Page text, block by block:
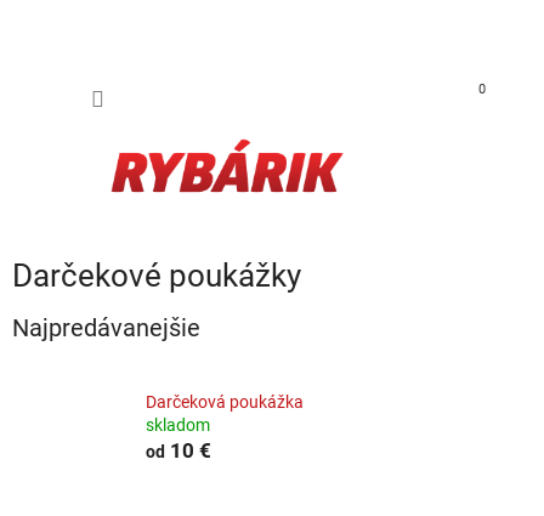
0
Darčekové poukážky
Najpredávanejšie
Darčeková poukážka
skladom
od 10 €